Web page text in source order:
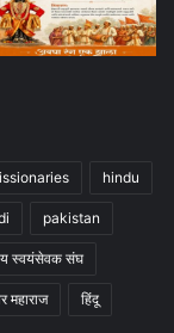
hindu
pakistan
स्वयंसेवक संघ
महाराज हिंदू